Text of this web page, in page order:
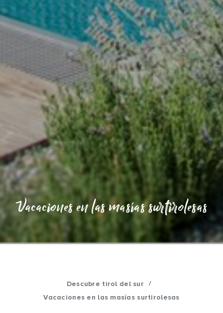
Vacaciones en las masías surtirolesas
Descubre tirol del sur
/
Vacaciones en las masías surtirolesas